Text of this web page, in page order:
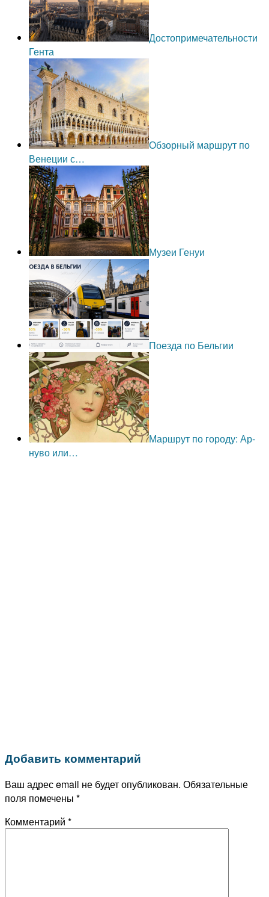
Достопримечательности
Гента
Обзорный маршрут по
Венеции с…
Музеи Генуи
Поезда по Бельгии
Маршрут по городу: Ар-
нуво или…
Добавить комментарий
Ваш адрес email не будет опубликован. Обязательные
поля помечены *
Комментарий *